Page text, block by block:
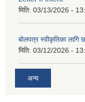
मिति: 03/13/2026 -
बोलपत्र स्वीकृतिका
मिति: 03/12/2026 -
अन्य